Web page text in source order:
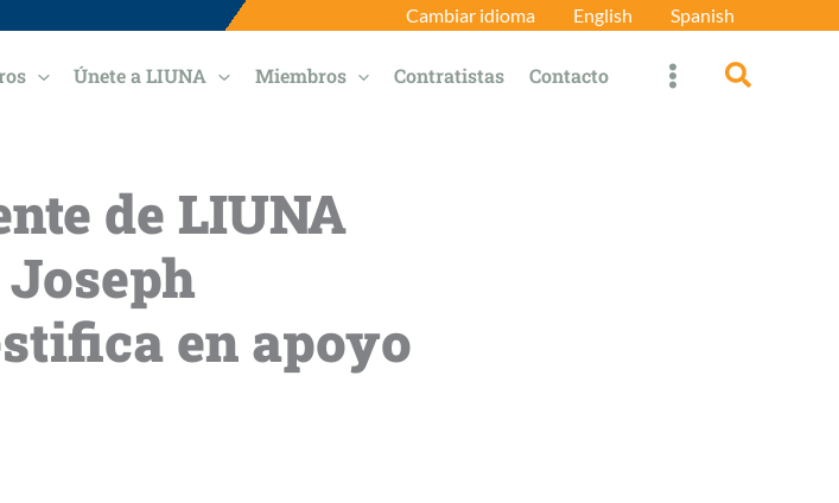
Cambiar idioma English Spanish
Únete a LIUNA Miembros Contratistas Contacto
de LIUNA
en apoyo